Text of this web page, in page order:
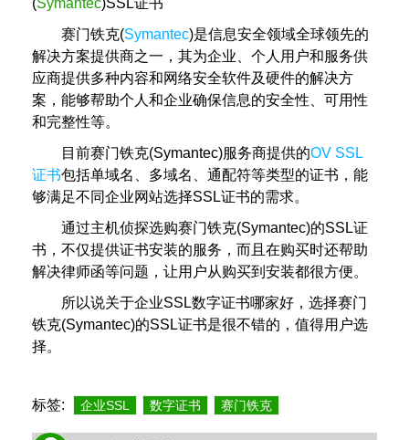
(Symantec)SSL证书
赛门铁克(Symantec)是信息安全领域全球领先的
解决方案提供商之一，其为企业、个人用户和服务供
应商提供多种内容和网络安全软件及硬件的解决方
案，能够帮助个人和企业确保信息的安全性、可用性
和完整性等。
目前赛门铁克(Symantec)服务商提供的OV SSL
证书包括单域名、多域名、通配符等类型的证书，能
够满足不同企业网站选择SSL证书的需求。
通过主机侦探选购赛门铁克(Symantec)的SSL证
书，不仅提供证书安装的服务，而且在购买时还帮助
解决律师函等问题，让用户从购买到安装都很方便。
所以说关于企业SSL数字证书哪家好，选择赛门
铁克(Symantec)的SSL证书是很不错的，值得用户选
择。
标签: 企业SSL 数字证书 赛门铁克